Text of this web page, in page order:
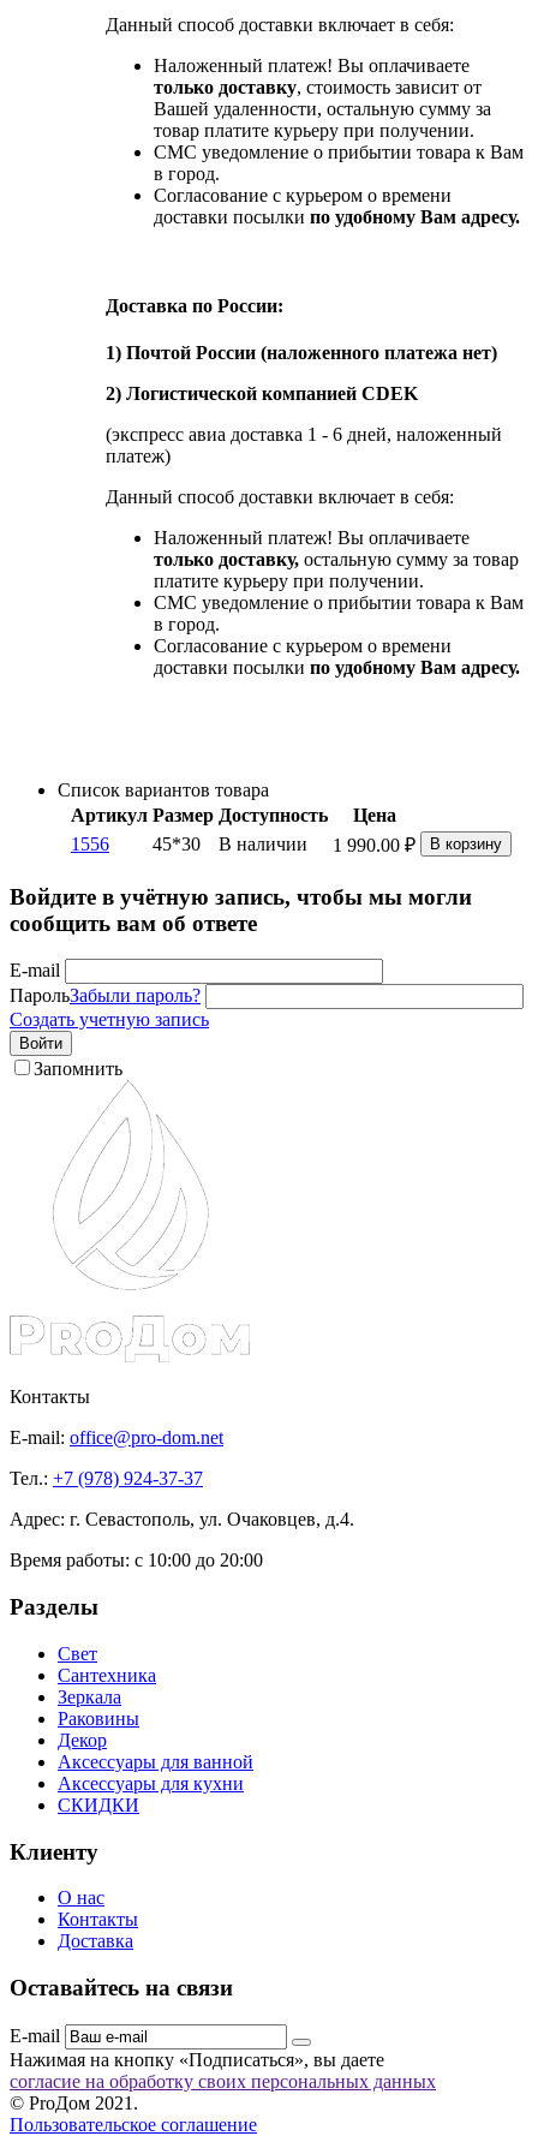
Данный способ доставки включает в себя:
Наложенный платеж! Вы оплачиваете
только доставку, стоимость зависит от
Вашей удаленности, остальную сумму за
товар платите курьеру при получении.
СМС уведомление о прибытии товара к Вам
в город.
Согласование с курьером о времени
доставки посылки по удобному Вам адресу.
Доставка по России:
1) Почтой России (наложенного платежа нет)
2) Логистической компанией CDEK
(экспресс авиа доставка 1 - 6 дней, наложенный
платеж)
Данный способ доставки включает в себя:
Наложенный платеж! Вы оплачиваете
только доставку, остальную сумму за товар
платите курьеру при получении.
СМС уведомление о прибытии товара к Вам
в город.
Согласование с курьером о времени
доставки посылки по удобному Вам адресу.
Список вариантов товара
Артикул Размер Доступность
Цена
1556
45*30 В наличии 1 990.00 ₽ В корзину
Войдите в учётную запись, чтобы мы могли
сообщить вам об ответе
E-mail
ПарольЗабыли пароль?
Создать учетную запись
Войти
Запомнить
Контакты
E-mail: office@pro-dom.net
Тел.: +7 (978) 924-37-37
Адрес: г. Севастополь, ул. Очаковцев, д.4.
Время работы: с 10:00 до 20:00
Разделы
Свет
Сантехника
Зеркала
Раковины
Декор
Аксессуары для ванной
Аксессуары для кухни
СКИДКИ
Клиенту
О нас
Контакты
Доставка
Оставайтесь на связи
E-mail
Нажимая на кнопку «Подписаться», вы даете
согласие на обработку своих персональных данных
© ProДом 2021.
Пользовательское соглашение